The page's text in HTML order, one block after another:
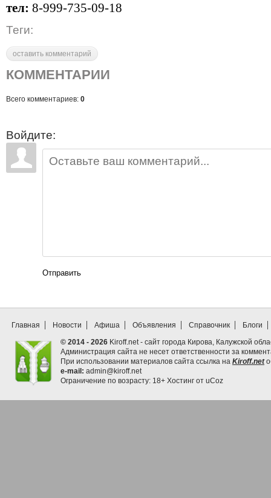
тел: 8-999-735-09-18
Теги:
оставить комментарий
КОММЕНТАРИИ
Всего комментариев: 0
Войдите:
Отправить
Главная Новости Афиша Объявления Справочник
Блоги
© 2014 - 2026 Kiroff.net - сайт города Кирова, Калужской
Администрация сайта не несет ответственности за
При использовании материалов сайта ссылка на Kiroff.net
e-mail: admin@kiroff.net
Ограничение по возрасту: 18+ Хостинг от uCoz